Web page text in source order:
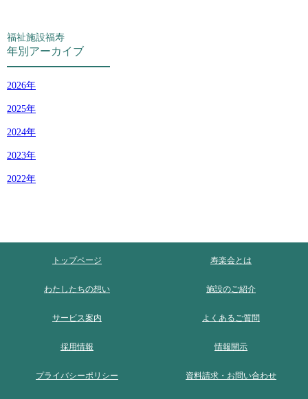
福祉施設福寿
年別アーカイブ
2026
2025
2024
2023
2022
トップページ 寿楽会とは
わたしたちの想い 施設のご紹介
サービス案内 よくあるご質問
採用情報 情報開示
プライバシーポリシー 資料請求・お問い合わせ